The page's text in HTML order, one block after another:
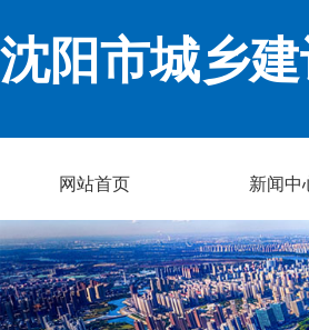
沈阳市城乡
网站首页 新闻中